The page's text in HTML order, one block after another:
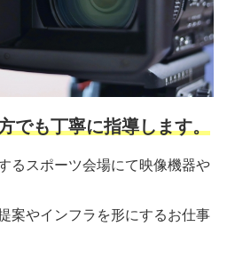
でも丁寧に指導します。
るスポーツ会場にて映像機器や
案やインフラを形にするお仕事